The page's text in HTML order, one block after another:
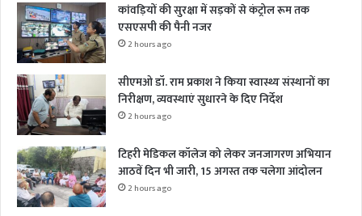
कांवड़ियों की सुरक्षा में सड़कों से कंट्रोल रूम तक
एसएसपी की पैनी नजर
2 hours ago
सीएमओ डॉ. राम प्रकाश ने किया स्वास्थ्य संस्थानों का
निरीक्षण, व्यवस्थाएं सुधारने के दिए निर्देश
2 hours ago
टिहरी मेडिकल कॉलेज को लेकर जनजागरण अभियान
आठवें दिन भी जारी, 15 अगस्त तक चलेगा आंदोलन
2 hours ago